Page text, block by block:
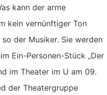
kann der arme
kein vernünftiger Ton
so der Musiker. Sie werden
Ein-Personen-Stück „Der
im Theater im U am 09.
der Theatergruppe